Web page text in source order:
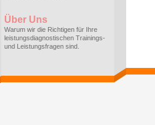
Über Uns
Warum wir die Richtigen für Ihre
leistungsdiagnostischen Trainings-
und Leistungsfragen sind.